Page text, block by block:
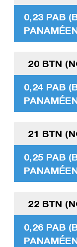
0,23 PAB
20 BTN
0,24 PAB
21 BTN
0,25 PAB
22 BTN
0,26 PAB